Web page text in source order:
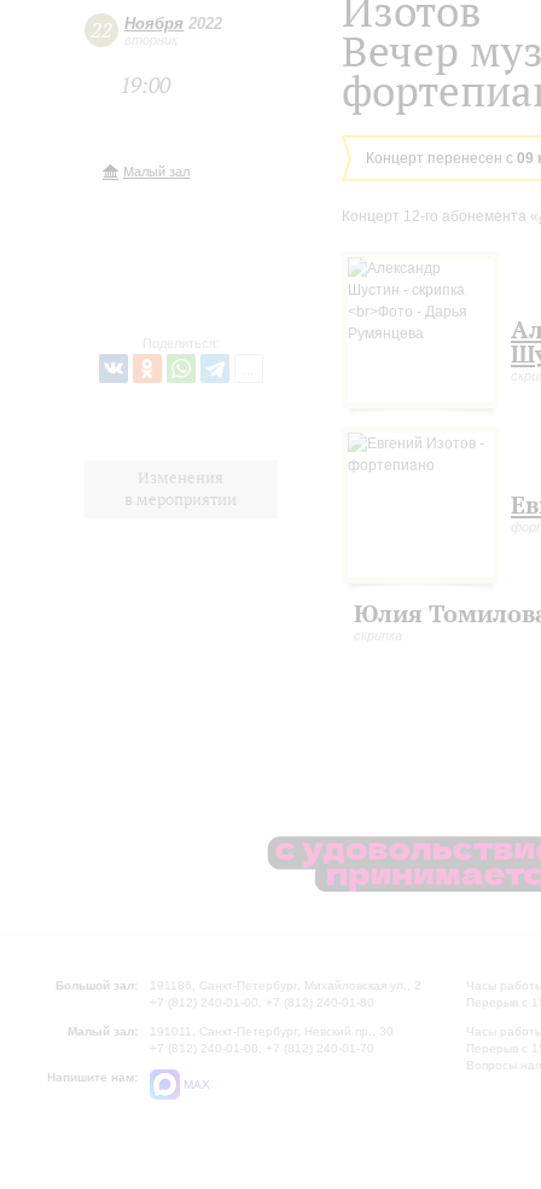
22 Ноября 2022
вторник
19:00
Малый зал
Поделиться:
Изменения
в мероприятии
Вечер
Концерт перенесен с 09
Концерт 12-го абонемента «
Юлия
скрипка
Большой зал:
191186, Санкт-Петербург, Михайловская ул., 2
+7 (812) 240-01-00, +7 (812) 240-01-80
Малый зал:
191011, Санкт-Петербург, Невский пр., 30
+7 (812) 240-01-00, +7 (812) 240-01-70
Напишите нам:
MAX
Часы
Перерыв с
Часы
Перерыв с
Вопросы